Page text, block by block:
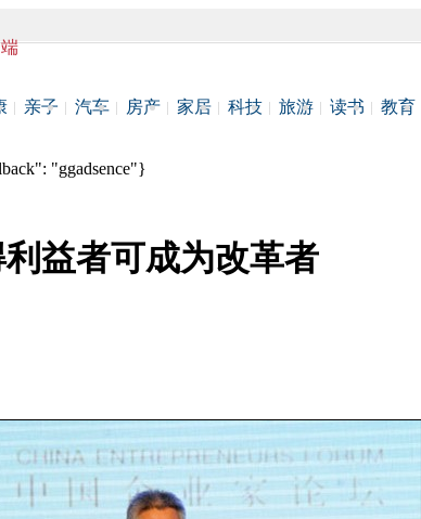
亲子 汽车 房产 家居 科技 旅游 读书 教育
"ggadsence"}
益者可成为改革者